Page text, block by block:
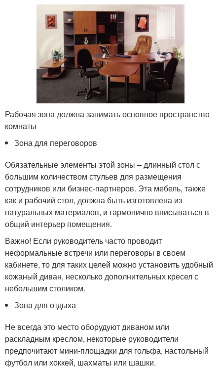
Рабочая зона должна занимать основное пространство
комнаты
Зона для переговоров
Обязательные элементы этой зоны – длинный стол с
большим количеством стульев для размещения
сотрудников или бизнес-партнеров. Эта мебель, также
как и рабочий стол, должна быть изготовлена из
натуральных материалов, и гармонично вписываться в
общий интерьер помещения.
Важно! Если руководитель часто проводит
неформальные встречи или переговоры в своем
кабинете, то для таких целей можно установить удобный
кожаный диван, несколько дополнительных кресел с
небольшим столиком.
Зона для отдыха
Не всегда это место оборудуют диваном или
раскладным креслом, некоторые руководители
предпочитают мини-площадки для гольфа, настольный
футбол или хоккей, шахматы или шашки.